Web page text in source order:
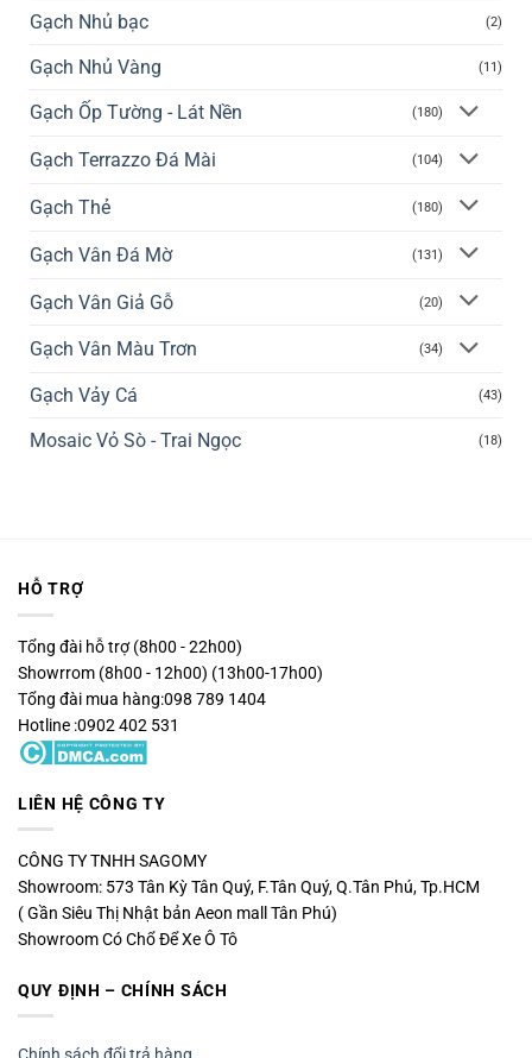
Gạch Nhủ bạc (2)
Gạch Nhủ Vàng (11)
Gạch Ốp Tường - Lát Nền (180)
Gạch Terrazzo Đá Mài (104)
Gạch Thẻ (180)
Gạch Vân Đá Mờ (131)
Gạch Vân Giả Gỗ (20)
Gạch Vân Màu Trơn (34)
Gạch Vảy Cá (43)
Mosaic Vỏ Sò - Trai Ngọc (18)
HỖ TRỢ
Tổng đài hỗ trợ (8h00 - 22h00)
Showrrom (8h00 - 12h00) (13h00-17h00)
Tổng đài mua hàng:098 789 1404
Hotline :0902 402 531
LIÊN HỆ CÔNG TY
CÔNG TY TNHH SAGOMY
Showroom: 573 Tân Kỳ Tân Quý, F.Tân Quý, Q.Tân Phú, Tp.HCM
( Gần Siêu Thị Nhật bản Aeon mall Tân Phú)
Showroom Có Chổ Để Xe Ô Tô
QUY ĐỊNH – CHÍNH SÁCH